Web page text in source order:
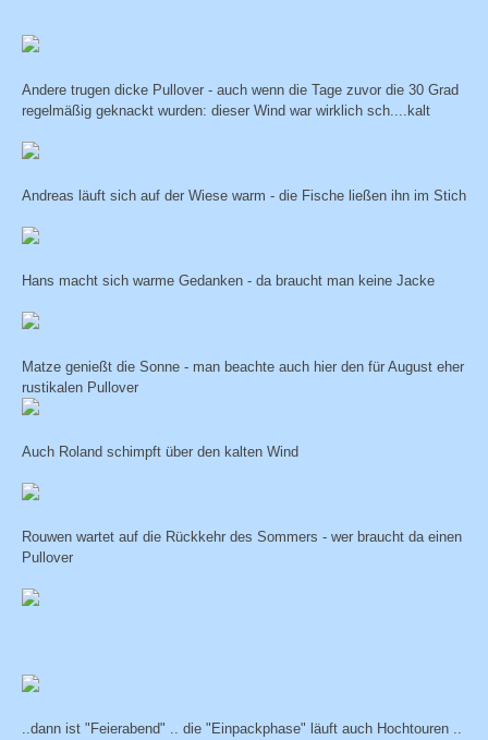
Andere trugen dicke Pullover - auch wenn die Tage zuvor die 30 Grad
regelmäßig geknackt wurden: dieser Wind war wirklich sch....kalt
Andreas läuft sich auf der Wiese warm - die Fische ließen ihn im Stich
Hans macht sich warme Gedanken - da braucht man keine Jacke
Matze genießt die Sonne - man beachte auch hier den für August eher
rustikalen Pullover
Auch Roland schimpft über den kalten Wind
Rouwen wartet auf die Rückkehr des Sommers - wer braucht da einen
Pullover
..dann ist "Feierabend" .. die "Einpackphase" läuft auch Hochtouren ..